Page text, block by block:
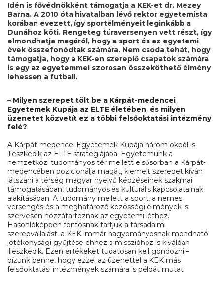
Idén is fővédnökként támogatja a KEK-et dr. Mezey
Barna. A 2010 óta hivatalban lévő rektor egyetemista
korában evezett, így sportélményeit leginkább a
Dunához köti. Rengeteg túraversenyen vett részt, így
elmondhatja magáról, hogy a sport és az egyetemi
évek összefonódtak számára. Nem csoda tehát, hogy
támogatja, hogy a KEK-en szereplő csapatok számára
is egy az egyetemmel szorosan összeköthető élmény
lehessen a futball.
– Milyen szerepet tölt be a Kárpát-medencei
Egyetemek Kupája az ELTE életében, és milyen
üzenetet közvetít ez a többi felsőoktatási intézmény
felé?
A Kárpát-medencei Egyetemek Kupája három okból is
illeszkedik az ELTE stratégiájába. Egyetemünk a
nemzetközi tudományos tér mellett elsősorban a Kárpát-
medencében pozicionálja magát, kiemelt szerepet kíván
játszani a térség magyar nyelvű képzéseinek szakmai
támogatásában, tudományos és kulturális kapcsolatainak
alakításában. A tudomány mellett a sport, a nemes
versengés és a meghatározó közösségi élmények is
szervesen hozzátartoznak az egyetemi léthez.
Hasonlóképpen fontosnak tartjuk a társadalmi
szerepvállalást: a KEK immár hagyományosnak mondható
jótékonysági gyűjtése ehhez a misszióhoz is kiválóan
illeszkedik. Ezen értékeket tudatosan kell gondozni –
bízunk benne, hogy ezzel az üzenettel a KEK más
felsőoktatási intézmények számára is példát mutat.